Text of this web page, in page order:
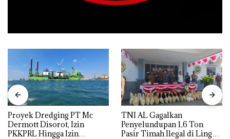
Proyek Dredging PT Mc
Dermott Disorot, Izin
PKKPRL Hingga Izin
TNI AL Gagalkan
Penyelundupan 1,6 Ton
Pasir Timah Ilegal di Lingga,